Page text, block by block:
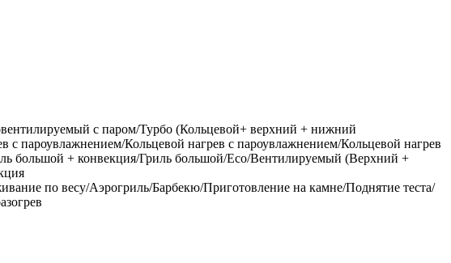
с паром/Турбо (Кольцевой+ верхний + нижний
пароувлажнением/Кольцевой нагрев с пароувлажнением/Кольцевой нагрев
большой + конвекция/Гриль большой/Eco/Вентилируемый (Верхний +
по весу/Аэрогриль/Барбекю/Приготовление на камне/Поднятие теста/